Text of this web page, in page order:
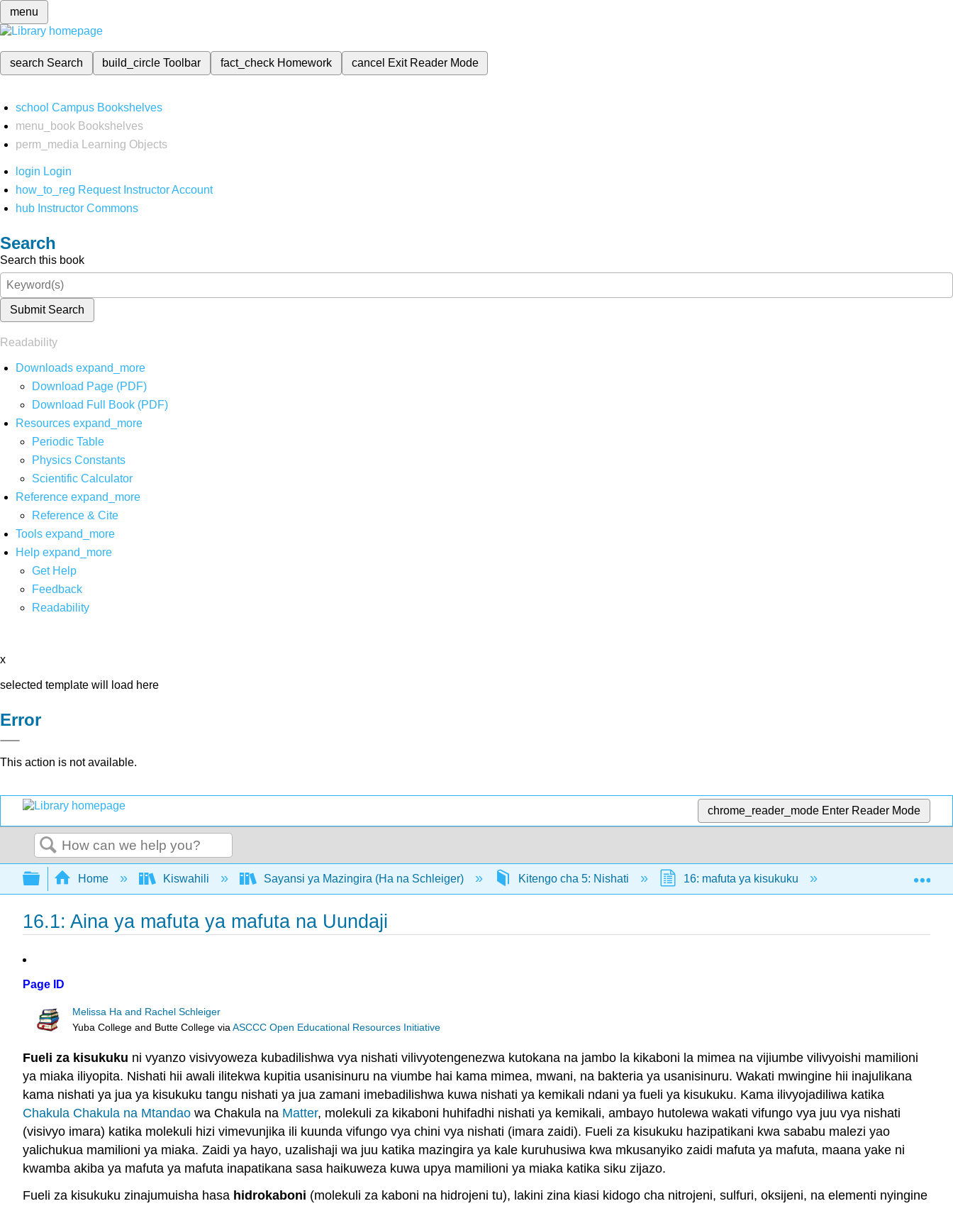
menu
search Search build_circleToolbar fact_check Homework cancel Exit Reader Mode
school Campus Bookshelves
menu_book Bookshelves
perm_media
Learning Objects
login Login
how_to_reg Request Instructor Account
hub Instructor Commons
Search
Search this book
Submit Search
Readability
Downloads expand_more
Download Page (PDF)
Download Full Book (PDF)
Resources expand_more
Periodic Table
Physics Constants
Scientific Calculator
Reference expand_more
Reference & Cite
Tools expand_more
Help expand_more
Get Help
Feedback
Readability
x
selected template will load here
Error
This action is not available.
chrome_reader_mode Enter Reader Mode
Search
Expand/collapse global hierarchy
Home Kiswahili Sayansi ya Mazingira (Ha na Schleiger) Kitengo cha 5: Nishati 16: mafuta ya kisukuku 16.1: Aina ya
16.1: Aina ya mafuta ya mafuta na Uundaji
Page ID
Melissa Ha and Rachel Schleiger
Yuba College and Butte College viaASCCC Open Educational Resources Initiative
Fueli za kisukuku ni vyanzo visivyoweza kubadilishwa vya nishati vilivyotengenezwa kutokana na jambo la kikaboni la mimea na vijiumbe vilivyoishi mamilioni
ya miaka iliyopita. Nishati hii awali ilitekwa kupitia usanisinuru na viumbe hai kama mimea, mwani, na bakteria ya usanisinuru. Wakati mwingine hii inajulikana
kama nishati ya jua ya kisukuku tangu nishati ya jua zamani imebadilishwa kuwa nishati ya kemikali ndani ya fueli ya kisukuku. Kama ilivyojadiliwa katika
Chakula Chakula na Mtandao wa Chakula na Matter, molekuli za kikaboni huhifadhi nishati ya kemikali, ambayo hutolewa wakati vifungo vya juu vya nishati
(visivyo imara) katika molekuli hizi vimevunjika ili kuunda vifungo vya chini vya nishati (imara zaidi). Fueli za kisukuku hazipatikani kwa sababu malezi yao
yalichukua mamilioni ya miaka. Zaidi ya hayo, uzalishaji wa juu katika mazingira ya kale kuruhusiwa kwa mkusanyiko zaidi mafuta ya mafuta, maana yake ni
kwamba akiba ya mafuta ya mafuta inapatikana sasa haikuweza kuwa upya mamilioni ya miaka katika siku zijazo.
Fueli za kisukuku zinajumuisha hasa hidrokaboni (molekuli za kaboni na hidrojeni tu), lakini zina kiasi kidogo cha nitrojeni, sulfuri, oksijeni, na elementi nyingine